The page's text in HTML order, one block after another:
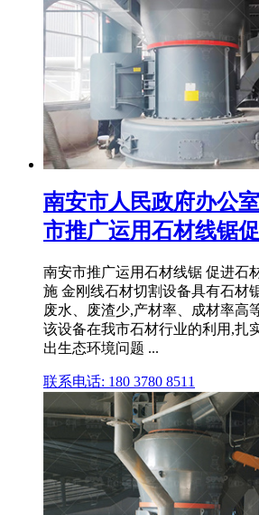
南安市人民政府办公
市推广运用石材线锯
南安市推广运用石材线锯 促进石
施 金刚线石材切割设备具有石材
废水、废渣少,产材率、成材率高
该设备在我市石材行业的利用,扎
出生态环境问题 ...
联系电话: 180 3780 8511